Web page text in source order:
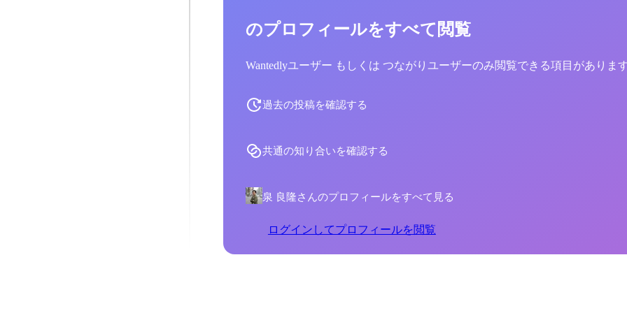
のプロフィールをすべて閲覧
Wantedlyユーザー もしくは つながりユーザーのみ閲覧できる項目がありま
過去の投稿を確認する
共通の知り合いを確認する
泉 良隆さんのプロフィールをすべて見る
ログインしてプロフィールを閲覧